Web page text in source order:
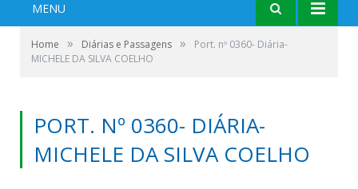
MENU
Home » Diárias e Passagens »
Port. nº 0360- Diária-
MICHELE DA SILVA COELHO
PORT. Nº 0360- DIÁRIA-
MICHELE DA SILVA COELHO